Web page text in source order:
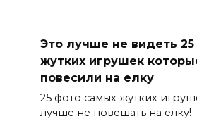
Это лучше не видеть
жутких игрушек
повесили на елку
25 фото самых жутких
лучше не повешать на елку!